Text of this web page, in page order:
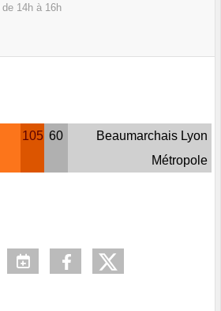
de 14h à 16h
105 60
Beaumarchais Lyon
Métropole